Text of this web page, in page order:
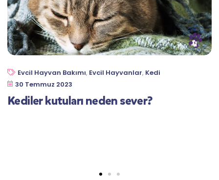
Kediler kutuları neden sever?
Evcil Hayvan Bakımı, Evcil Hayvanlar, Kedi
30 Temmuz 2023